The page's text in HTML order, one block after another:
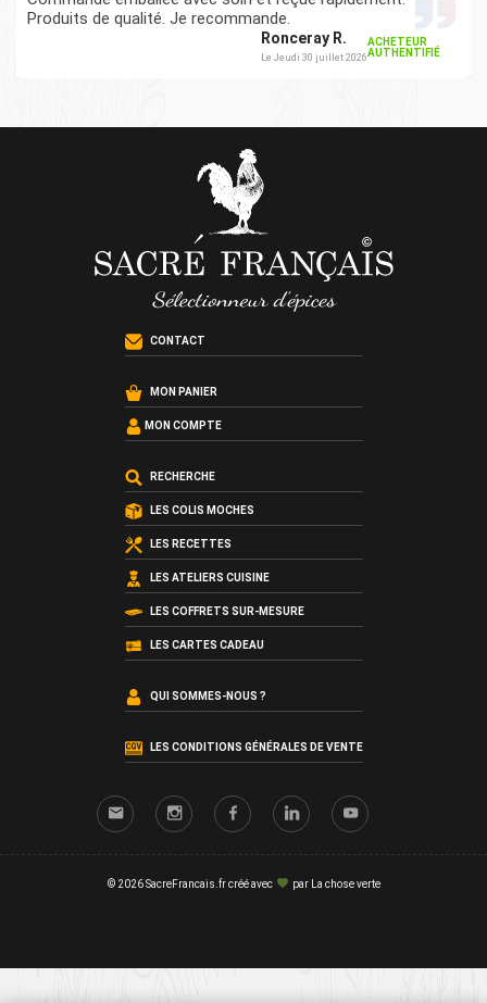
Produits de qualité. Je recommande.
Ronceray R.
Le Jeudi 30 juillet 2026
ACHETEUR
AUTHENTIFIÉ
CONTACT
MON PANIER
MON COMPTE
RECHERCHE
LES COLIS MOCHES
LES RECETTES
LES ATELIERS CUISINE
LES COFFRETS SUR-MESURE
LES CARTES CADEAU
QUI SOMMES-NOUS ?
LES CONDITIONS GÉNÉRALES DE VENTE
© 2026 SacreFrancais.fr créé avec par La chose verte